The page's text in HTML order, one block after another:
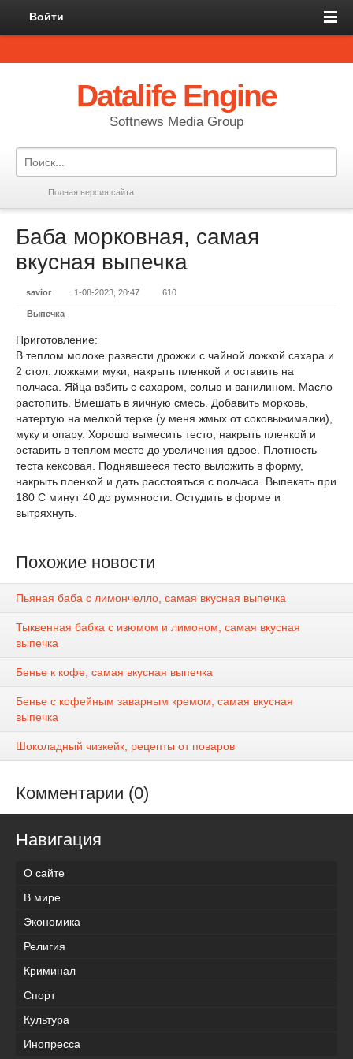
Войти
Datalife Engine
Softnews Media Group
Полная версия сайта
Баба морковная, самая
вкусная выпечка
savior 1-08-2023, 20:47 610
Выпечка
Приготовление:
В теплом молоке развести дрожжи с чайной ложкой сахара и
2 стол. ложками муки, накрыть пленкой и оставить на
полчаса. Яйца взбить с сахаром, солью и ванилином. Масло
растопить. Вмешать в яичную смесь. Добавить морковь,
натертую на мелкой терке (у меня жмых от соковыжималки),
муку и опару. Хорошо вымесить тесто, накрыть пленкой и
оставить в теплом месте до увеличения вдвое. Плотность
теста кексовая. Поднявшееся тесто выложить в форму,
накрыть пленкой и дать расстояться с полчаса. Выпекать при
180 С минут 40 до румяности. Остудить в форме и
вытряхнуть.
Похожие новости
Пьяная баба с лимончелло, самая вкусная выпечка
Тыквенная бабка с изюмом и лимоном, самая вкусная
выпечка
Бенье к кофе, самая вкусная выпечка
Бенье с кофейным заварным кремом, самая вкусная
выпечка
Шоколадный чизкейк, рецепты от поваров
Комментарии (0)
Навигация
О сайте
В мире
Экономика
Религия
Криминал
Спорт
Культура
Инопресса